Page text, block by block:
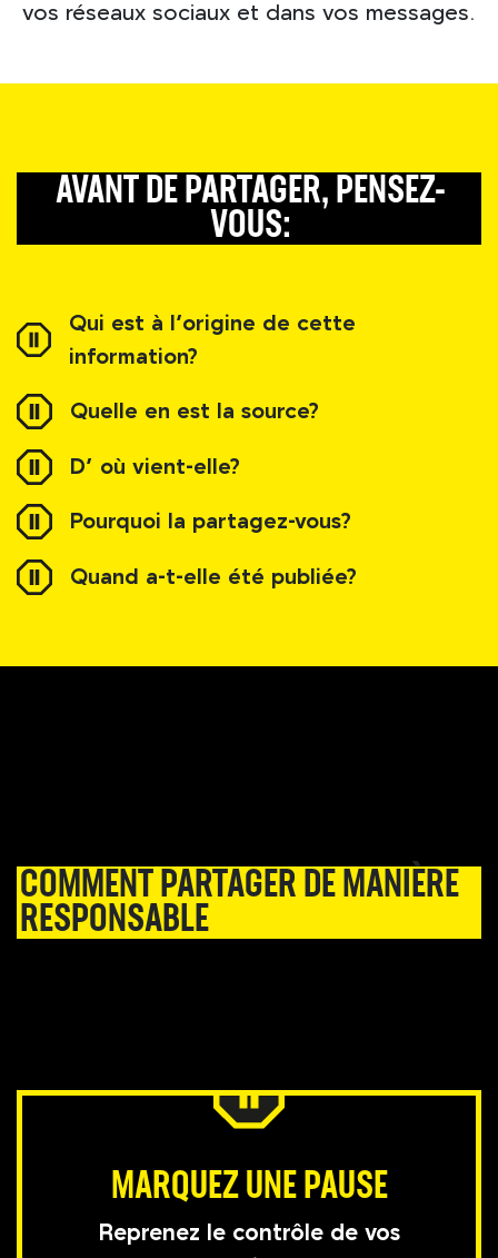
vos réseaux sociaux et dans vos messages.
AVANT DE PARTAGER, PENSEZ-
VOUS:
Qui est à l’origine de cette
information?
Quelle en est la source?
D’ où vient-elle?
Pourquoi la partagez-vous?
Quand a-t-elle été publiée?
COMMENT PARTAGER DE MANIÈRE
RESPONSABLE
MARQUEZ UNE PAUSE
Reprenez le contrôle de vos